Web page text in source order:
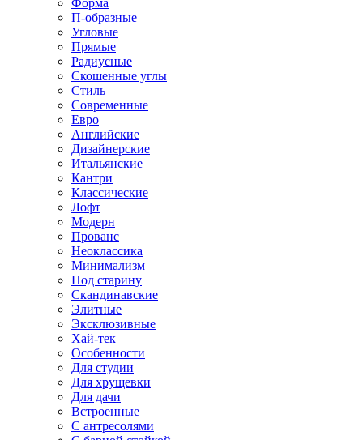
Форма
П-образные
Угловые
Прямые
Радиусные
Скошенные углы
Стиль
Современные
Евро
Английские
Дизайнерские
Итальянские
Кантри
Классические
Лофт
Модерн
Прованс
Неоклассика
Минимализм
Под старину
Скандинавские
Элитные
Эксклюзивные
Хай-тек
Особенности
Для студии
Для хрущевки
Для дачи
Встроенные
С антресолями